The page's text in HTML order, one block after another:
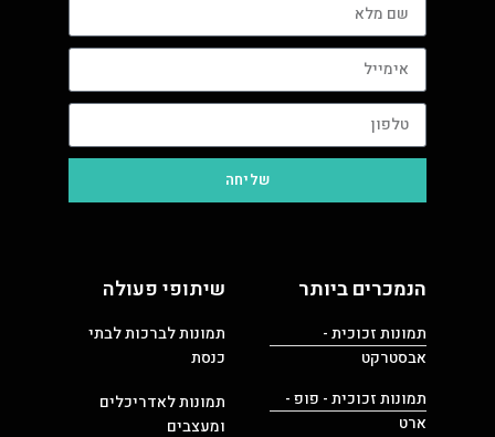
שליחה
הנמכרים ביותר
תמונות זכוכית -
אבסטרקט
תמונות זכוכית - פופ -
ארט
שיתופי פעולה
תמונות לברכות לבתי
כנסת
תמונות לאדריכלים
ומעצבים